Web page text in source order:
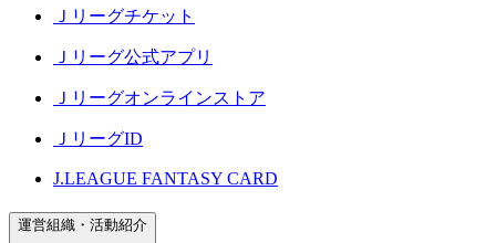
Ｊリーグチケット
Ｊリーグ公式アプリ
Ｊリーグオンラインストア
ＪリーグID
J.LEAGUE FANTASY CARD
運営組織・活動紹介